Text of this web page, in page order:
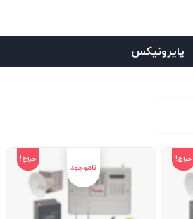
پایرونیکس
حراج! حراج!